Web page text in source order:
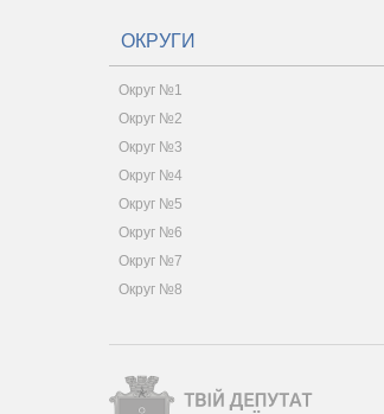
ОКРУГИ
Округ №1
Округ №2
Округ №3
Округ №4
Округ №5
Округ №6
Округ №7
Округ №8